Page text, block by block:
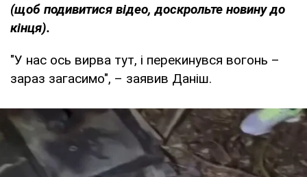
(щоб подивитися відео, доскрольте новину до
кінця).
"У нас ось вирва тут, і перекинувся вогонь –
зараз загасимо", – заявив Даніш.